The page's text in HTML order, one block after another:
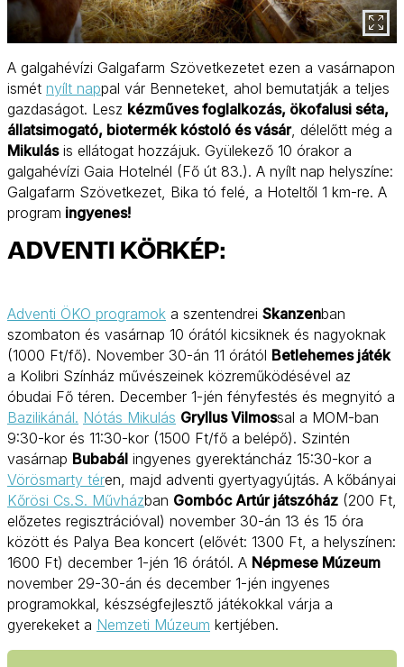
A galgahévízi Galgafarm Szövetkezetet ezen a vasárnapon
ismét nyílt nappal vár Benneteket, ahol bemutatják a teljes
gazdaságot. Lesz kézműves foglalkozás, ökofalusi séta,
állatsimogató, biotermék kóstoló és vásár, délelőtt még a
Mikulásis ellátogat hozzájuk. Gyülekező 10 órakor a
galgahévízi Gaia Hotelnél (Fő út 83.). A nyílt nap helyszíne:
Galgafarm Szövetkezet, Bika tó felé, a Hoteltől 1 km-re. A
program ingyenes!
ADVENTI KÖRKÉP:
Adventi ÖKO programok a szentendrei Skanzenban
szombaton és vasárnap 10 órától kicsiknek és nagyoknak
(1000 Ft/fő). November 30-án 11 órától Betlehemes játék
a Kolibri Színház művészeinek közreműködésével az
óbudai Fő téren. December 1-jén fényfestés és megnyitó a
Bazilikánál. Nótás Mikulás Gryllus Vilmossal a MOM-ban
9:30-kor és 11:30-kor (1500 Ft/fő a belépő). Szintén
vasárnap Bubabál ingyenes gyerektáncház 15:30-kor a
Vörösmarty téren, majd adventi gyertyagyújtás. A kőbányai
Kőrösi Cs.S. Művházban Gombóc Artúr játszóház (200 Ft,
előzetes regisztrációval) november 30-án 13 és 15 óra
között és Palya Bea koncert (elővét: 1300 Ft, a helyszínen:
1600 Ft) december 1-jén 16 órától. A Népmese Múzeum
november 29-30-án és december 1-jén ingyenes
programokkal, készségfejlesztő játékokkal várja a
gyerekeket a Nemzeti Múzeum kertjében.